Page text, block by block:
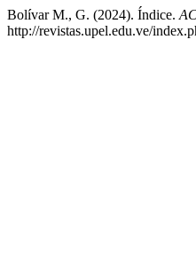
Bolívar M., G. (2024). Índice.
http://revistas.upel.edu.ve/